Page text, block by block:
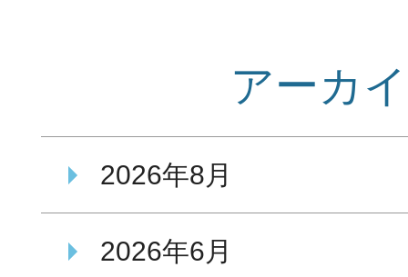
アーカ
2026年8月
2026年6月